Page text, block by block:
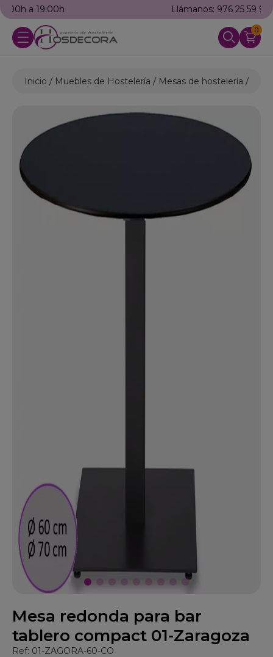
Llámanos: 976 25 59 91
0
Inicio Muebles de Hostelería Mesas de hostelería
Mesa redonda para bar
tablero compact 01-Zaragoza
Ref: 01-ZAGORA-60-CO